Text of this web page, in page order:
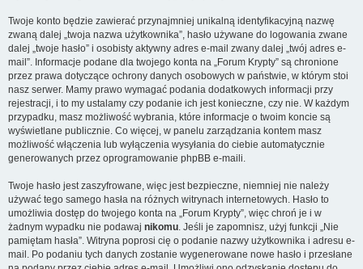
Twoje konto będzie zawierać przynajmniej unikalną identyfikacyjną nazwę
zwaną dalej „twoja nazwa użytkownika”, hasło używane do logowania zwane
dalej „twoje hasło” i osobisty aktywny adres e-mail zwany dalej „twój adres e-
mail”. Informacje podane dla twojego konta na „Forum Krypty” są chronione
przez prawa dotyczące ochrony danych osobowych w państwie, w którym stoi
nasz serwer. Mamy prawo wymagać podania dodatkowych informacji przy
rejestracji, i to my ustalamy czy podanie ich jest konieczne, czy nie. W każdym
przypadku, masz możliwość wybrania, które informacje o twoim koncie są
wyświetlane publicznie. Co więcej, w panelu zarządzania kontem masz
możliwość włączenia lub wyłączenia wysyłania do ciebie automatycznie
generowanych przez oprogramowanie phpBB e-maili.
Twoje hasło jest zaszyfrowane, więc jest bezpieczne, niemniej nie należy
używać tego samego hasła na różnych witrynach internetowych. Hasło to
umożliwia dostęp do twojego konta na „Forum Krypty”, więc chroń je i w
żadnym wypadku nie podawaj nikomu. Jeśli je zapomnisz, użyj funkcji „Nie
pamiętam hasła”. Witryna poprosi cię o podanie nazwy użytkownika i adresu e-
mail. Po podaniu tych danych zostanie wygenerowane nowe hasło i przesłane